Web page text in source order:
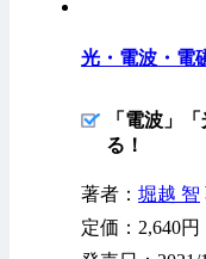
光・電波・電
「電波」
る！
著者： 堀越 智
定価：2,640円